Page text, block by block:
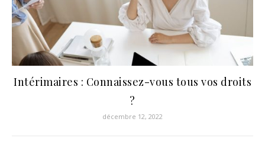
Intérimaires : Connaissez-vous tous vos droits
?
décembre 12, 2022